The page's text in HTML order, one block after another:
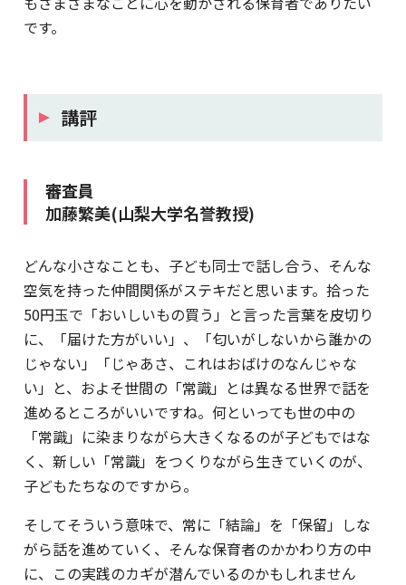
です。
講評
審査員
加藤繁美(山梨大学名誉教授)
どんな小さなことも、子ども同士で話し合う、そんな
空気を持った仲間関係がステキだと思います。拾った
50円玉で「おいしいもの買う」と言った言葉を皮切り
に、「届けた方がいい」、「匂いがしないから誰かの
じゃない」「じゃあさ、これはおばけのなんじゃな
い」と、およそ世間の「常識」とは異なる世界で話を
進めるところがいいですね。何といっても世の中の
「常識」に染まりながら大きくなるのが子どもではな
く、新しい「常識」をつくりながら生きていくのが、
子どもたちなのですから。
そしてそういう意味で、常に「結論」を「保留」しな
がら話を進めていく、そんな保育者のかかわり方の中
に、この実践のカギが潜んでいるのかもしれません